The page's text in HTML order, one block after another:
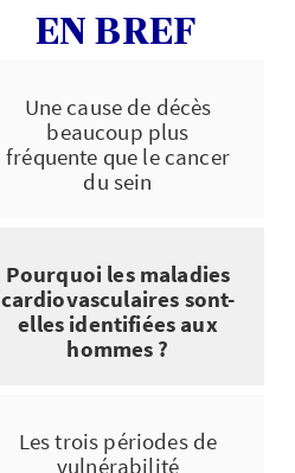
EN BREF
Une cause de décès
beaucoup plus
fréquente que le cancer
du sein
Pourquoi les maladies
cardiovasculaires sont-
elles identifiées aux
hommes ?
Les trois périodes de
vulnérabilité